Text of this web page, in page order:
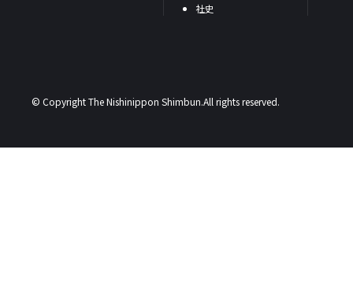
社史
© Copyright The Nishinippon Shimbun.All rights reserved.